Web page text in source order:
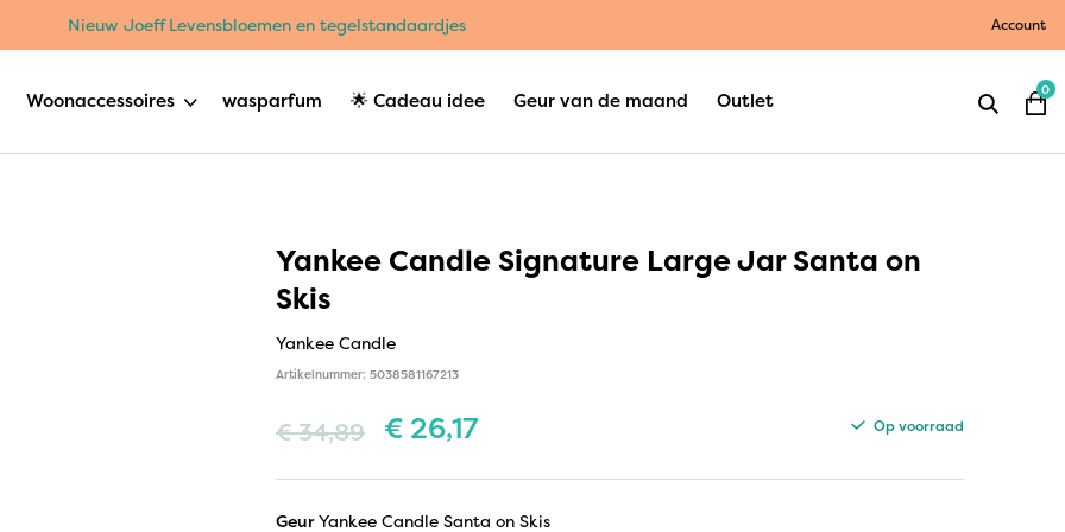
Nieuw Joeff Levensbloemen en tegelstandaardjes Account
Woonaccessoires wasparfum 🌟 Cadeau idee Geur van de maand Outlet 0
Yankee Candle Signature Large Jar Santa on
Skis
Yankee Candle
Artikelnummer: 5038581167213
€34,89 €26,17 Op voorraad
GeurYankee Candle Santa on Skis